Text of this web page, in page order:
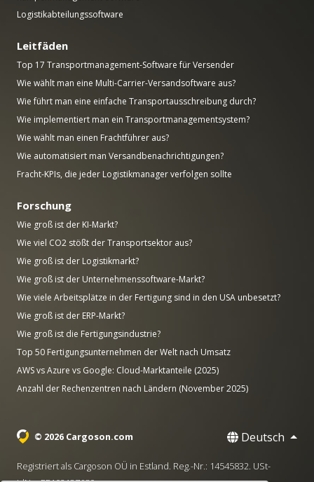
Logistikabteilungssoftware
Leitfäden
Top 17 Transportmanagement-Software für Versender
Wie wählt man eine Multi-Carrier-Versandsoftware aus?
Wie führt man eine einfache Transportausschreibung durch?
Wie implementiert man ein Transportmanagementsystem?
Wie wählt man einen Frachtführer aus?
Wie automatisiert man Versandbenachrichtigungen?
Fracht-KPIs, die jeder Logistikmanager verfolgen sollte
Forschung
Wie groß ist der KI-Markt?
Wie viel CO2 stößt der Transportsektor aus?
Wie groß ist der Logistikmarkt?
Wie groß ist der Unternehmenssoftware-Markt?
Wie viele Arbeitsplätze in der Fertigung sind in den USA unbesetzt?
Wie groß ist der ERP-Markt?
Wie groß ist die Fertigungsindustrie?
Top 50 Fertigungsunternehmen der Welt nach Umsatz
AWS vs Azure vs Google: Cloud-Marktanteile (2025)
Anzahl der Rechenzentren nach Ländern (November 2025)
© 2026 Cargoson.com Deutsch
Registriert als Cargoson OÜ in Estland. Reg.-Nr.: 14545832. USt-